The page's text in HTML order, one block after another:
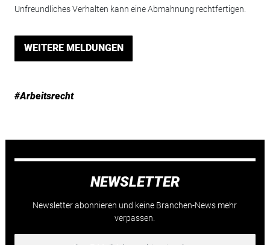
Unfreundliches Verhalten kann eine Abmahnung rechtfertigen.
WEITERE MELDUNGEN
#Arbeitsrecht
NEWSLETTER
Newsletter abonnieren und keine Branchen-News mehr
verpassen.